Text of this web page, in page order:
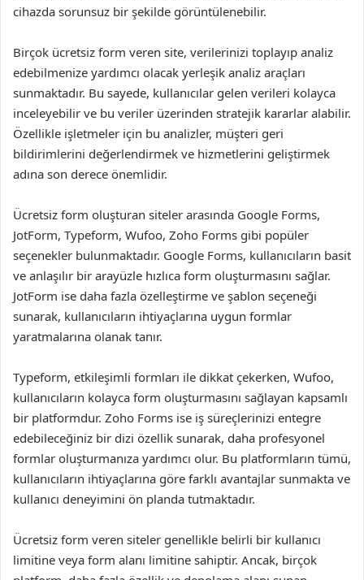
cihazda sorunsuz bir şekilde görüntülenebilir.
Birçok ücretsiz form veren site, verilerinizi toplayıp analiz
edebilmenize yardımcı olacak yerleşik analiz araçları
sunmaktadır. Bu sayede, kullanıcılar gelen verileri kolayca
inceleyebilir ve bu veriler üzerinden stratejik kararlar alabilir.
Özellikle işletmeler için bu analizler, müşteri geri
bildirimlerini değerlendirmek ve hizmetlerini geliştirmek
adına son derece önemlidir.
Ücretsiz form oluşturan siteler arasında Google Forms,
JotForm, Typeform, Wufoo, Zoho Forms gibi popüler
seçenekler bulunmaktadır. Google Forms, kullanıcıların basit
ve anlaşılır bir arayüzle hızlıca form oluşturmasını sağlar.
JotForm ise daha fazla özelleştirme ve şablon seçeneği
sunarak, kullanıcıların ihtiyaçlarına uygun formlar
yaratmalarına olanak tanır.
Typeform, etkileşimli formları ile dikkat çekerken, Wufoo,
kullanıcıların kolayca form oluşturmasını sağlayan kapsamlı
bir platformdur. Zoho Forms ise iş süreçlerinizi entegre
edebileceğiniz bir dizi özellik sunarak, daha profesyonel
formlar oluşturmanıza yardımcı olur. Bu platformların tümü,
kullanıcıların ihtiyaçlarına göre farklı avantajlar sunmakta ve
kullanıcı deneyimini ön planda tutmaktadır.
Ücretsiz form veren siteler genellikle belirli bir kullanıcı
limitine veya form alanı limitine sahiptir. Ancak, birçok